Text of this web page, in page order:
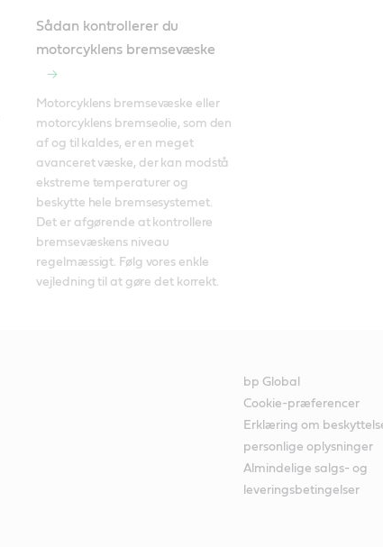
Sådan kontrollerer du
motorcyklens bremsevæske
Motorcyklens bremsevæske eller
motorcyklens bremseolie, som den
af og til kaldes, er en meget
avanceret væske, der kan modstå
ekstreme temperaturer og
beskytte hele bremsesystemet.
Det er afgørende at kontrollere
bremsevæskens niveau
regelmæssigt. Følg vores enkle
vejledning til at gøre det korrekt.
bp Global
Cookie-præferencer
Erklæring om
personlige oplysninger
Almindelige salgs- og
leveringsbetingelser